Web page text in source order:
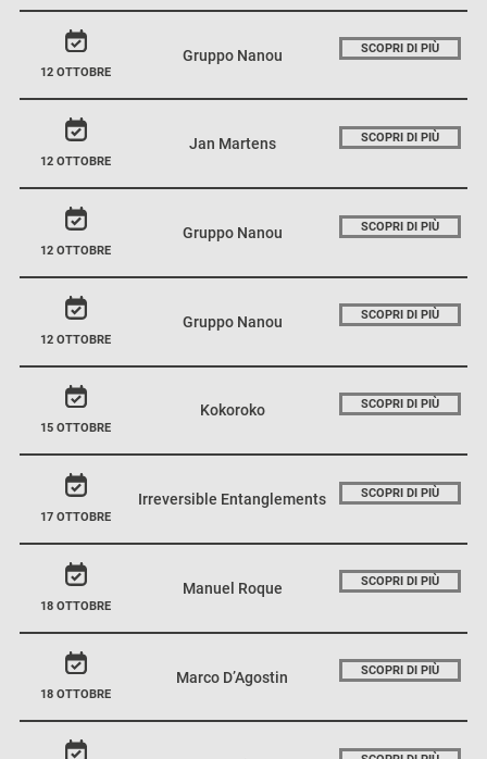
12 OTTOBRE
Gruppo Nanou SCOPRI DI PIÙ
12 OTTOBRE
Jan Martens SCOPRI DI PIÙ
12 OTTOBRE
Gruppo Nanou SCOPRI DI PIÙ
12 OTTOBRE
Gruppo Nanou SCOPRI DI PIÙ
15 OTTOBRE
Kokoroko SCOPRI DI PIÙ
17 OTTOBRE
Irreversible Entanglements SCOPRI DI PIÙ
18 OTTOBRE
Manuel Roque SCOPRI DI PIÙ
18 OTTOBRE
Marco D’Agostin SCOPRI DI PIÙ